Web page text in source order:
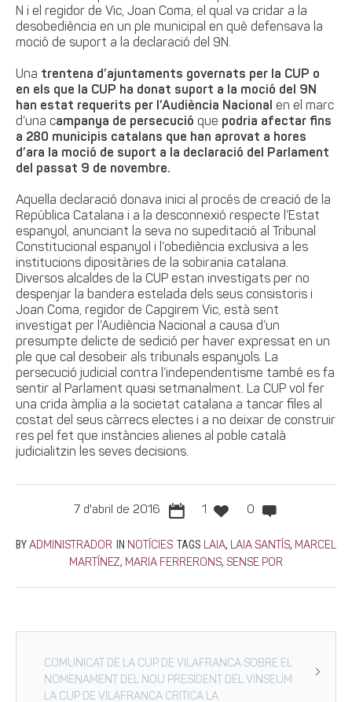
N i el regidor de Vic, Joan Coma, el qual va cridar a la
desobediència en un ple municipal en què defensava la
moció de suport a la declaració del 9N.
Una trentena d’ajuntaments governats per la CUP o
en els que la CUP ha donat suport a la moció del 9N
han estat requerits per l’Audiència Nacional en el marc
d’una campanya de persecució que podria afectar fins
a 280 municipis catalans que han aprovat a hores
d’ara la moció de suport a la declaració del Parlament
del passat 9 de novembre.
Aquella declaració donava inici al procés de creació de la
República Catalana i a la desconnexió respecte l’Estat
espanyol, anunciant la seva no supeditació al Tribunal
Constitucional espanyol i l’obediència exclusiva a les
institucions dipositàries de la sobirania catalana.
Diversos alcaldes de la CUP estan investigats per no
despenjar la bandera estelada dels seus consistoris i
Joan Coma, regidor de Capgirem Vic, està sent
investigat per l’Audiència Nacional a causa d’un
presumpte delicte de sedició per haver expressat en un
ple que cal desobeir als tribunals espanyols. La
persecució judicial contra l’independentisme també es fa
sentir al Parlament quasi setmanalment. La CUP vol fer
una crida àmplia a la societat catalana a tancar files al
costat del seus càrrecs electes i a no deixar de construir
res pel fet que instàncies alienes al poble català
judicialitzin les seves decisions.
7 d'abril de 2016 1 0
BY ADMINISTRADOR IN NOTÍCIES TAGS LAIA, LAIA SANTÍS, MARCEL
MARTÍNEZ, MARIA FERRERONS, SENSE POR
COMUNICAT DE LA CUP DE VILAFRANCA SOBRE EL
NOMENAMENT DEL NOU PRESIDENT DEL VINSEUM
LA CUP DE VILAFRANCA CRITICA LA